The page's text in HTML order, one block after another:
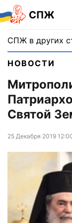
СПЖ
СПЖ в других
НОВОСТИ
Святой
25 Декабря 2019